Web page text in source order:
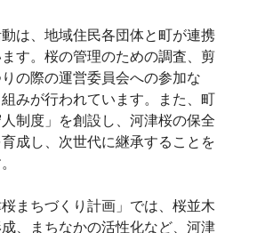
は、地域住民各団体と町が連携
す。桜の管理のための調査、剪
の際の運営委員会への参加な
みが行われています。また、町
制度」を創設し、河津桜の保全
成し、次世代に継承することを
まちづくり計画」では、桜並木
、まちなかの活性化など、河津